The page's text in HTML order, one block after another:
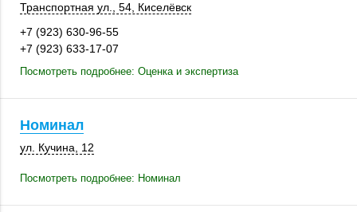
Транспортная ул., 54, Киселёвск
+7 (923) 630-96-55
+7 (923) 633-17-07
Посмотреть подробнее: Оценка и экспертиза
Номинал
ул. Кучина, 12
Посмотреть подробнее: Номинал